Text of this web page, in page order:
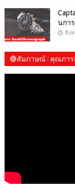
นกา
สิง
🔴สัมภาษณ์​ : คุณภาร
น้องปันปัน